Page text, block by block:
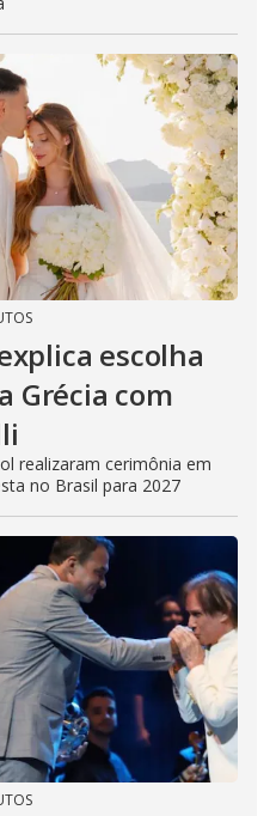
escolha
Grécia com
realizaram cerimônia em
no Brasil para 2027